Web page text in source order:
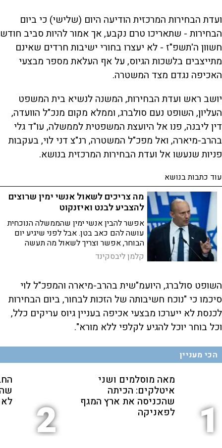
ועדת הבחירות המרכזית הודיעה היום (שלישי) כי ביום
הבחירות - שתאריכו טרם נקבע, אך אמור להיות סביב חודש
חשוון ה'תשפ"ז - לא יעצרו בחורי ישיבות חרדים שאינם
מתייצבים בלשכות הגיוס, על אף העלאת מספר מבצעי
האכיפה נגדם מצד המשטרה.
יושב ראש ועדת הבחירות, המשנה לנשיא בית המשפט
העליון, השופט נעם סולברג, וממלא מקום מנכ"ל הוועדה,
דין ליבנה, פנו אל היועצת המשפטית לממשלה, עו"ד גלי
בהרב-מיארה, ואל מפכ"ל המשטרה, רנ"צ דני לוי, בעקבות
פניות שנעשו אל ועדת הבחירות המרכזית בנושא.
עוד כתבות בנושא
מה צריכים לשאול אנשי ימין שרוצים
להצביע לבנט ואיזנקוט
אפשר להבין אנשי ימין שהממשלה הנוכחית
עושה להם כאב בטן. אבל לפני שיגיע יום
הבוחר, אפשר וצריך לשאול מה תעשה
ממשלה אחרת בסוגיות כמו מערכת המשפט,
ההתיישבות ביהודה ושומרון וגם המלחמה
קלמן ליבסקינד
השופט סולברג, היועמ"שית בהרב-מיארה והמפכ"ל לוי
סיכמו כי "נוכח חשיבותה של הזכות לבחור, ביום הבחירות
לכנסת לא ייערכו מבצעי אכיפה בעניין גיוס עריקים כלל,
וכל בוחר יוכל להגיע לקלפי ללא מורא".
הכי מעניין
1
מאה מוסלמים ושני
איטלקים: הכיתה
שהכניסה את ארץ המגף
לפאניקה 2